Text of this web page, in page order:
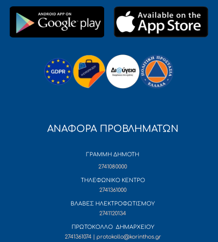
ΑΝΑΦΟΡΑ ΠΡΟΒΛΗΜΑΤΩΝ
ΓΡΑΜΜΗ ΔΗΜΟΤΗ
2741080000
ΤΗΛΕΦΩΝΙΚΟ ΚΕΝΤΡΟ
2741361000
ΒΛΑΒΕΣ ΗΛΕΚΤΡΟΦΩΤΙΣΜΟΥ
2741120134
ΠΡΩΤΟΚΟΛΛΟ ΔΗΜΑΡΧΕΙΟΥ
2741361074 | protokollo@korinthos.gr